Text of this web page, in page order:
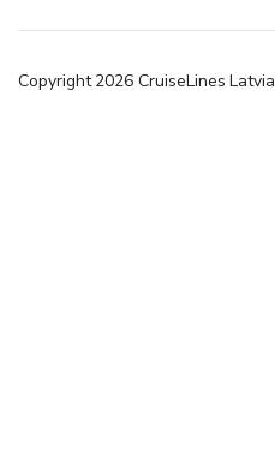
Copyright2026 CruiseLines Latvia